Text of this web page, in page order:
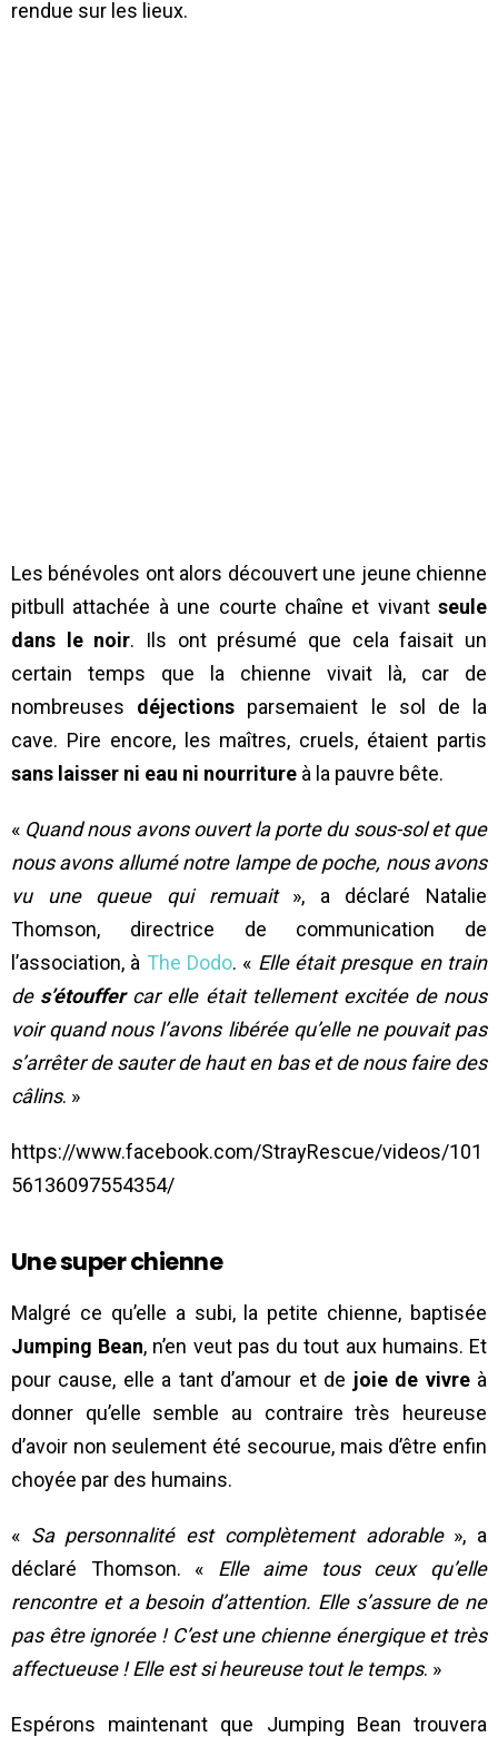
rendue sur les lieux.
Les bénévoles ont alors découvert une jeune chienne
pitbull attachée à une courte chaîne et vivant seule
dans le noir. Ils ont présumé que cela faisait un
certain temps que la chienne vivait là, car de
nombreuses déjections parsemaient le sol de la
cave. Pire encore, les maîtres, cruels, étaient partis
sans laisser ni eau ni nourriture à la pauvre bête.
« Quand nous avons ouvert la porte du sous-sol et que
nous avons allumé notre lampe de poche, nous avons
vu une queue qui remuait», a déclaré Natalie
Thomson, directrice de communication de
l’association, à The Dodo. « Elle était presque en train
de s’étouffercar elle était tellement excitée de nous
voir quand nous l’avons libérée qu’elle ne pouvait pas
s’arrêter de sauter de haut en bas et de nous faire des
câlins. »
https://www.facebook.com/StrayRescue/videos/101
56136097554354/
Une super chienne
Malgré ce qu’elle a subi, la petite chienne, baptisée
Jumping Bean, n’en veut pas du tout aux humains. Et
pour cause, elle a tant d’amour et de joie de vivreà
donner qu’elle semble au contraire très heureuse
d’avoir non seulement été secourue, mais d’être enfin
choyée par des humains.
« Sa personnalité est complètement adorable», a
déclaré Thomson. « Elle aime tous ceux qu’elle
rencontre et a besoin d’attention. Elle s’assure de ne
pas être ignorée ! C’est une chienne énergique et très
affectueuse ! Elle est si heureuse tout le temps. »
Espérons maintenant que Jumping Bean trouvera